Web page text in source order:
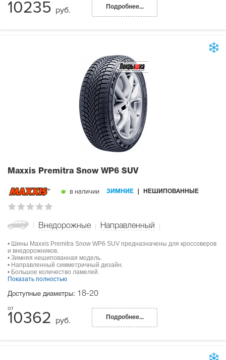
10235 руб. Подробнее...
Maxxis Premitra Snow WP6 SUV
в наличии ЗИМНИЕ НЕШИПОВАННЫЕ
Внедорожные Направленный
• Шины Maxxis Premitra Snow WP6 SUV предназначены для кроссоверов
и внедорожников.
• Зимняя нешипованная модель.
• Направленный симметричный дизайн.
• Большое количество ламелей.
Показать полностью
Доступные диаметры: 18-20
10362 руб. Подробнее...